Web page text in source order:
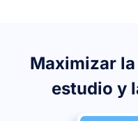
Maximizar
estudio y